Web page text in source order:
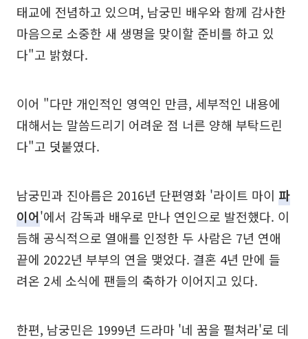
태교에 전념하고 있으며, 남궁민 배우와 함께 감사한
마음으로 소중한 새 생명을 맞이할 준비를 하고 있
다"고 밝혔다.
이어 "다만 개인적인 영역인 만큼, 세부적인 내용에
대해서는 말씀드리기 어려운 점 너른 양해 부탁드린
다"고 덧붙였다.
남궁민과 진아름은 2016년 단편영화 '라이트 마이 파
이어'에서 감독과 배우로 만나 연인으로 발전했다. 이
듬해 공식적으로 열애를 인정한 두 사람은 7년 연애
끝에 2022년 부부의 연을 맺었다. 결혼 4년 만에 들
려온 2세 소식에 팬들의 축하가 이어지고 있다.
한편, 남궁민은 1999년 드라마 '네 꿈을 펼쳐라'로 데